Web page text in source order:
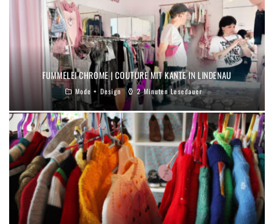
FUMMELEI CHROME | COUTURE MIT KANTE IN LINDENAU
Mode + Design 2 Minuten Lesedauer